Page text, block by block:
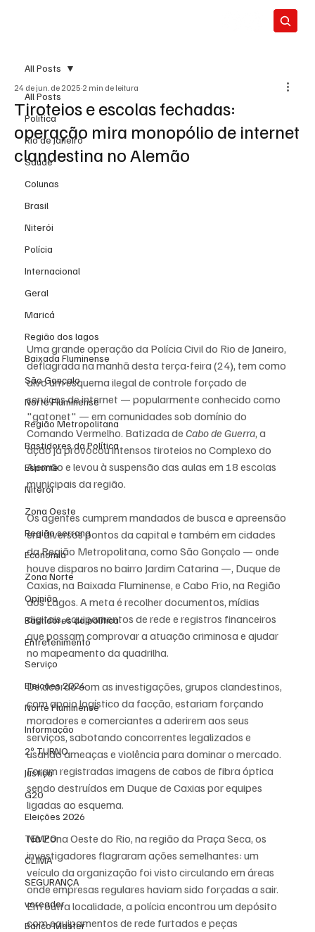
All Posts
Política
Rio de Janeiro
Saúde
Colunas
Brasil
Niterói
Polícia
Internacional
Geral
Maricá
Região dos lagos
Baixada Fluminense
São Gonçalo
Norte Fluminense
Região Metropolitana
Bastidores da Política
Esporte
Niterói
Zona Oeste
Região serrana
Economia
Zona Norte
Opinião
Bastidores da política
Entretenimento
Serviço
Eleições 2024
Norte Fluminense
Informação
2º TURNO
Justiça
G20
Eleições 2026
TEMPO
CLIMA
SEGURANÇA
vereador
Banco Master
All Posts
Tiroteios e escolas fechadas:
operação mira monopólio de internet
clandestina no Alemão
24 de jun. de 2025 2 min de leitura
Uma grande operação da Polícia Civil do Rio de Janeiro,
deflagrada na manhã desta terça-feira (24), tem como
alvo um esquema ilegal de controle forçado de
serviços de internet — popularmente conhecido como
"gatonet" — em comunidades sob domínio do
Comando Vermelho. Batizada de Cabo de Guerra, a
ação já provocou intensos tiroteios no Complexo do
Alemão e levou à suspensão das aulas em 18 escolas
municipais da região.
Os agentes cumprem mandados de busca e apreensão
em diversos pontos da capital e também em cidades
da Região Metropolitana, como São Gonçalo — onde
houve disparos no bairro Jardim Catarina —, Duque de
Caxias, na Baixada Fluminense, e Cabo Frio, na Região
dos Lagos. A meta é recolher documentos, mídias
digitais, equipamentos de rede e registros financeiros
que possam comprovar a atuação criminosa e ajudar
no mapeamento da quadrilha.
De acordo com as investigações, grupos clandestinos,
com apoio logístico da facção, estariam forçando
moradores e comerciantes a aderirem aos seus
serviços, sabotando concorrentes legalizados e
usando ameaças e violência para dominar o mercado.
Foram registradas imagens de cabos de fibra óptica
sendo destruídos em Duque de Caxias por equipes
ligadas ao esquema.
Na Zona Oeste do Rio, na região da Praça Seca, os
investigadores flagraram ações semelhantes: um
veículo da organização foi visto circulando em áreas
onde empresas regulares haviam sido forçadas a sair.
Em outra localidade, a polícia encontrou um depósito
com equipamentos de rede furtados e peças